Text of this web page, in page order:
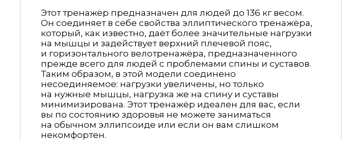
Этот тренажёр предназначен для людей до 136 кг весом.
Он соединяет в себе свойства эллиптического тренажёра,
который, как известно, даёт более значительные нагрузки
на мышцы и задействует верхний плечевой пояс,
и горизонтального велотренажёра, предназначенного
прежде всего для людей с проблемами спины и суставов.
Таким образом, в этой модели соединено
несоединяемое: нагрузки увеличены, но только
на нужные мышцы, нагрузка же на спину и суставы
минимизирована. Этот тренажёр идеален для вас, если
вы по состоянию здоровья не можете заниматься
на обычном эллипсоиде или если он вам слишком
некомфортен.